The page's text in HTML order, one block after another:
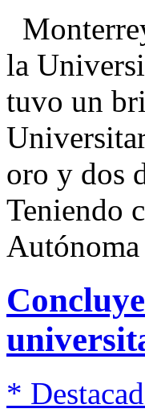
la
tuvo un
oro y dos
Teniendo
*